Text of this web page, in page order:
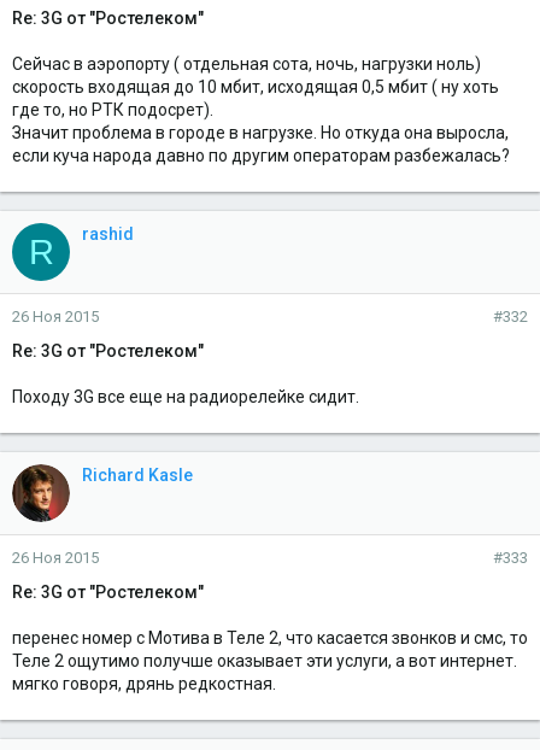
Re: 3G от "Ростелеком"
Сейчас в аэропорту ( отдельная сота, ночь, нагрузки ноль)
скорость входящая до 10 мбит, исходящая 0,5 мбит ( ну хоть
где то, но РТК подосрет).
Значит проблема в городе в нагрузке. Но откуда она выросла,
если куча народа давно по другим операторам разбежалась?
R rashid
26 Ноя 2015 #332
Re: 3G от "Ростелеком"
Походу 3G все еще на радиорелейке сидит.
Richard Kasle
26 Ноя 2015 #333
Re: 3G от "Ростелеком"
перенес номер с Мотива в Теле 2, что касается звонков и смс, то
Теле 2 ощутимо получше оказывает эти услуги, а вот интернет.
мягко говоря, дрянь редкостная.